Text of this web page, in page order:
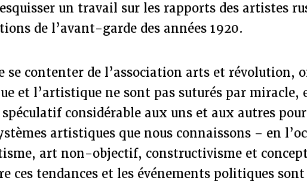
un travail sur les rapports des artistes
de l’avant-garde des années 1920.
se contenter de l’association arts et révolution,
et l’artistique ne sont pas suturés par miracle,
considérable aux uns et aux autres
artistiques que nous connaissons – en
art non-objectif, constructivisme et
ces tendances et les événements politiques